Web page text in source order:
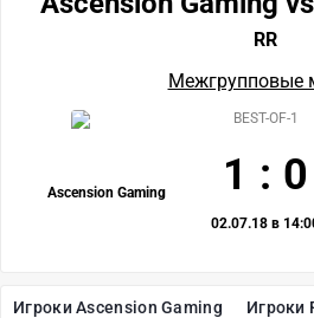
Игроки Ascension Gaming Игроки
RR
Межгрупповые
Ascension Gaming
BEST-OF-1
1 : 0
02.07.18 в